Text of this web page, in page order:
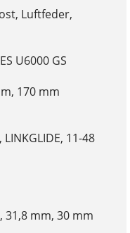
Luftfeder,
U6000 GS
170 mm
11-48
31,8 mm, 30 mm